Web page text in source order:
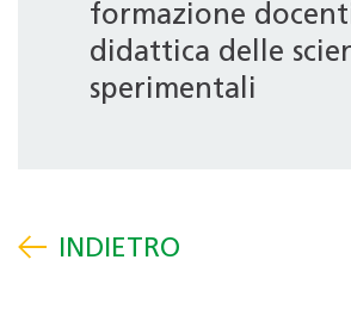
formazione
didattica delle
sperimentali